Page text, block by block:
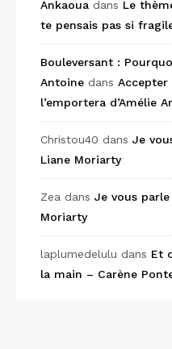
Ankaoua dans Le
te pensais pas si
Bouleversant :
Antoine dans Accepter
l’emportera d’Amélie
Christou40 dans Je
Liane Moriarty
Zea dans Je vous
Moriarty
laplumedelulu dans Et
la main – Carène